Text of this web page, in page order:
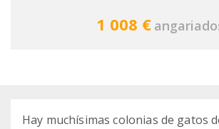
1 008 €
Hay muchísimas colonias de gatos